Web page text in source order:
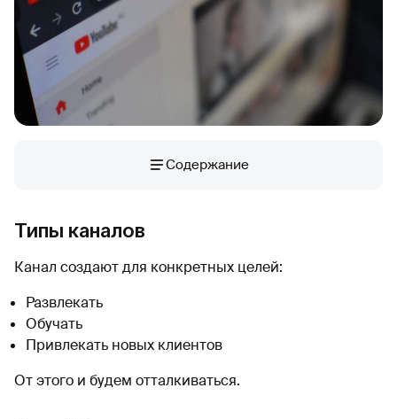
Содержание
Типы каналов
Канал создают для конкретных целей:
Развлекать
Обучать
Привлекать новых клиентов
От этого и будем отталкиваться.